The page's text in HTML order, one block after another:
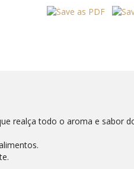
INOX
realça todo o aroma e sabor